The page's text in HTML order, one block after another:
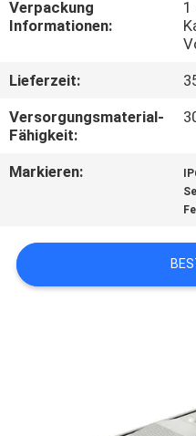
SIE
MIT
UNS
IN
FORDERN
Verpackung
Informationen:
1
Lieferzeit:
Versorgungsmaterial-
Fähigkeit:
Markieren: